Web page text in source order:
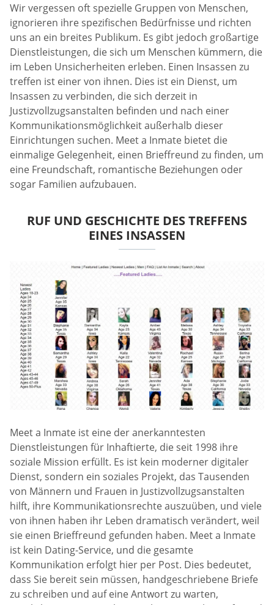
Wir vergessen oft spezielle Gruppen von Menschen,
ignorieren ihre spezifischen Bedürfnisse und richten
uns an ein breites Publikum. Es gibt jedoch großartige
Dienstleistungen, die sich um Menschen kümmern, die
im Leben Unsicherheiten erleben. Einen Insassen zu
treffen ist einer von ihnen. Dies ist ein Dienst, um
Insassen zu verbinden, die sich derzeit in
Justizvollzugsanstalten befinden und nach einer
Kommunikationsmöglichkeit außerhalb dieser
Einrichtungen suchen. Meet a Inmate bietet die
einmalige Gelegenheit, einen Brieffreund zu finden, um
eine Freundschaft, romantische Beziehungen oder
sogar Familien aufzubauen.
RUF UND GESCHICHTE DES TREFFENS
EINES INSASSEN
Meet a Inmate ist eine der anerkanntesten
Dienstleistungen für Inhaftierte, die seit 1998 ihre
soziale Mission erfüllt. Es ist kein moderner digitaler
Dienst, sondern ein soziales Projekt, das Tausenden
von Männern und Frauen in Justizvollzugsanstalten
hilft, ihre Kommunikationsrechte auszuüben, und viele
von ihnen haben ihr Leben dramatisch verändert, weil
sie einen Brieffreund gefunden haben. Meet a Inmate
ist kein Dating-Service, und die gesamte
Kommunikation erfolgt hier per Post. Dies bedeutet,
dass Sie bereit sein müssen, handgeschriebene Briefe
zu schreiben und auf eine Antwort zu warten,